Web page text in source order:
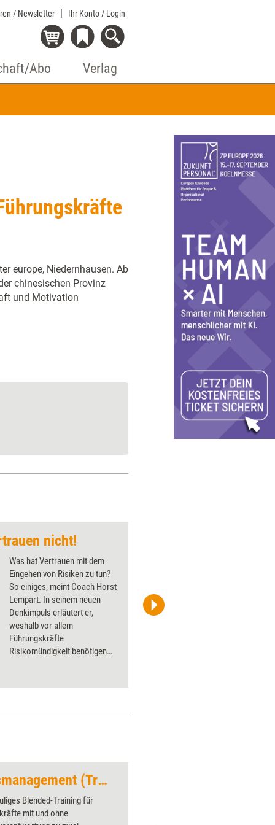
/ Newsletter Ihr Konto / Login
Abo Verlag
europe, Niedernhausen. Ab
chinesischen Provinz
und Motivation
nicht!
Was hat Vertrauen mit dem
Eingehen von Risiken zu tun?
So einiges, meint Coach Horst
Lempart. In seinem neuen
Denkimpuls erläutert er,
weshalb vor allem
Führungskräfte
Risikomündigkeit benötigen
vertrauen zu können.
Andrii Yalanskyi/iStock
Resilienz und Stressmanagement (Trainingskonzept)
Blended-Training für
mit und ohne